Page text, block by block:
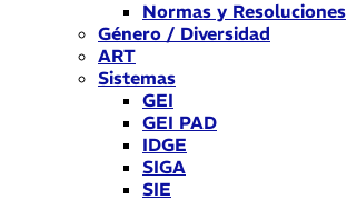
Normas y Resoluciones
Género / Diversidad
ART
Sistemas
GEI
GEI PAD
IDGE
SIGA
SIE